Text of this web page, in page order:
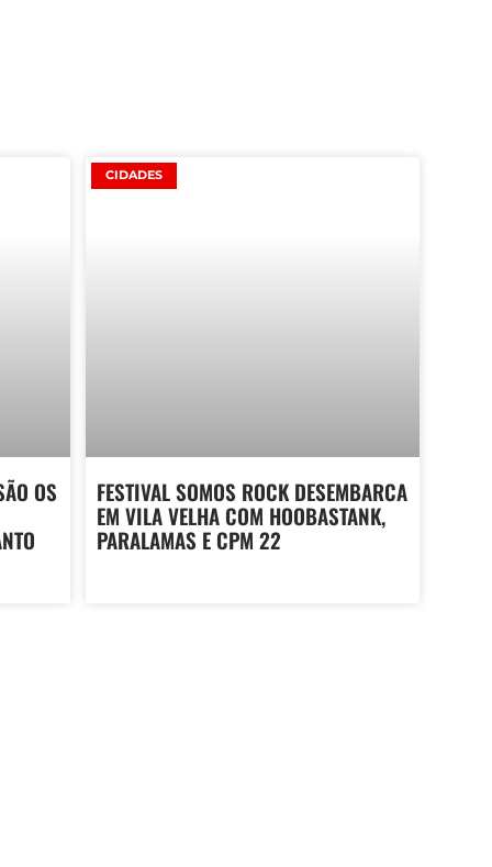
OS
CIDADES
FESTIVAL SOMOS ROCK DESEMBARCA
EM VILA VELHA COM HOOBASTANK,
PARALAMAS E CPM 22